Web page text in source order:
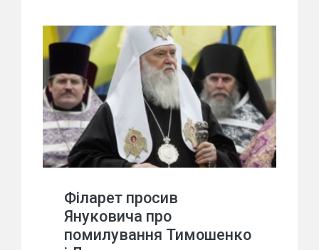
Філарет просив
Януковича про
помилування Тимошенко